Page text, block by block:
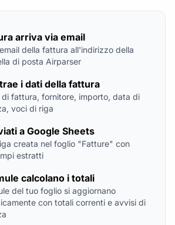
arriva via email
della fattura all'indirizzo della
di posta Airparser
i dati della fattura
di fattura, fornitore, importo, data di
voci di riga
a Google Sheets
creata nel foglio "Fatture" con
estratti
calcolano i totali
del tuo foglio si aggiornano
con totali correnti e avvisi di